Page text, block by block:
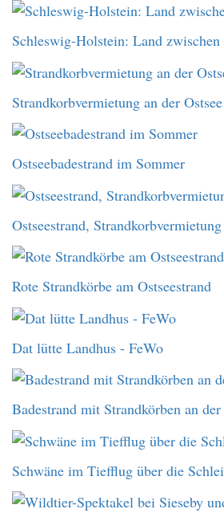
Schleswig-Holstein: Land zwischen
Strandkorbvermietung an der Ostsee
Ostseebadestrand im Sommer
Ostseestrand,
Rote Strandkörbe am Ostseestrand
Dat lütte Landhus - FeWo
Badestrand mit Strandkörben an der
Schwäne im Tiefflug über die Schlei